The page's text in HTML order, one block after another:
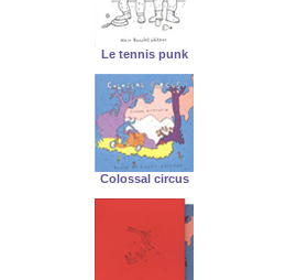
Le tennis punk
Colossal circus